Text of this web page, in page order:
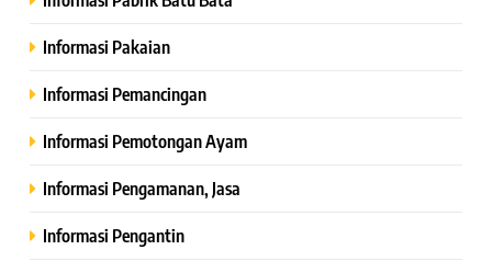
Informasi Pakaian
Informasi Pemancingan
Informasi Pemotongan Ayam
Informasi Pengamanan, Jasa
Informasi Pengantin